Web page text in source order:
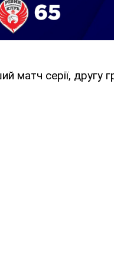
матч серії, другу